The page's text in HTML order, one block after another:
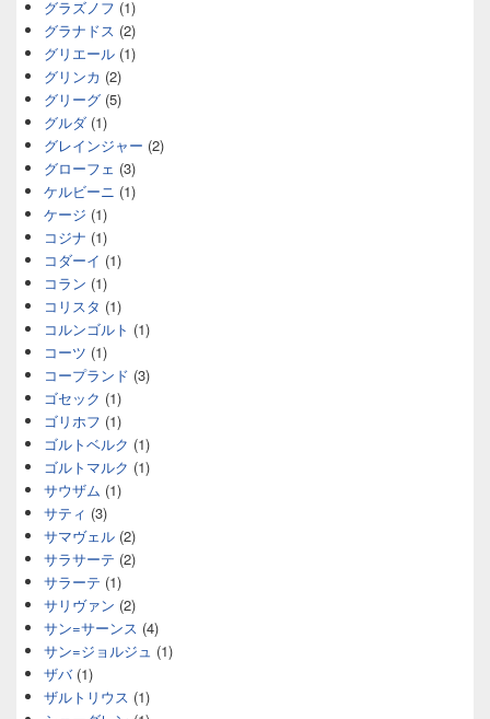
グラズノフ (1)
グラナドス (2)
グリエール (1)
グリンカ (2)
グリーグ (5)
グルダ (1)
グレインジャー (2)
グローフェ (3)
ケルビーニ (1)
ケージ (1)
コジナ (1)
コダーイ (1)
コラン (1)
コリスタ (1)
コルンゴルト (1)
コーツ (1)
コープランド (3)
ゴセック (1)
ゴリホフ (1)
ゴルトベルク (1)
ゴルトマルク (1)
サウザム (1)
サティ (3)
サマヴェル (2)
サラサーテ (2)
サラーテ (1)
サリヴァン (2)
サン=サーンス (4)
サン=ジョルジュ (1)
ザバ(1)
ザルトリウス (1)